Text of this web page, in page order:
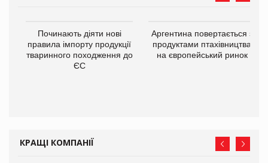
Починають діяти нові
правила імпорту продукції
тваринного походження до
ЄС
Аргентина повертається з
продуктами птахівництва
на європейський ринок
КРАЩІ КОМПАНІЇ